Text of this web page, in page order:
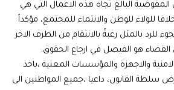
البالغ تجاه هذه الاعمال التي هي
للولاء للوطن والانتماء للمجتمع، مؤكداً
للرد بالمثل رغبةً بالانتقام من الطرف الاخر
القضاء هو الفيصل في ارجاع الحقوق.
والاجهزة والمؤسسات المعنية ،باخذ
سلطة القانون، داعيا ،جميع المواطنين الى